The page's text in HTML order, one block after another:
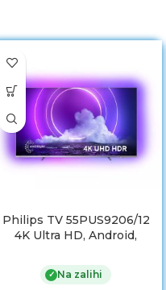
Philips TV 55PUS9206/12
4K Ultra HD, Android,
strane, Srebreni **MODEL
2021
✓ Na zalihi